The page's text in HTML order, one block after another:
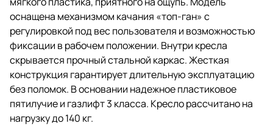
отдохнуть.
Уникальные 3D-подлокотники
имеют множество регулировок
(вверх/вниз, вперед/назад и
вращение). Накладки сделаны из
мягкого пластика, приятного на
ощупь.
Модель оснащена механизмом
качания «топ-ган» с
регулировкой под вес
оснащена механизмом качания «топ-ган» с
регулировкой под вес пользователя и возможностью
фиксации в рабочем положении. Внутри кресла
скрывается прочный стальной каркас. Жесткая
конструкция гарантирует длительную эксплуатацию
без поломок. В основании надежное пластиковое
пятилучие и газлифт 3 класса. Кресло рассчитано на
нагрузку до 140 кг.